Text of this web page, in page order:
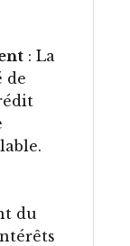
: La
de
du